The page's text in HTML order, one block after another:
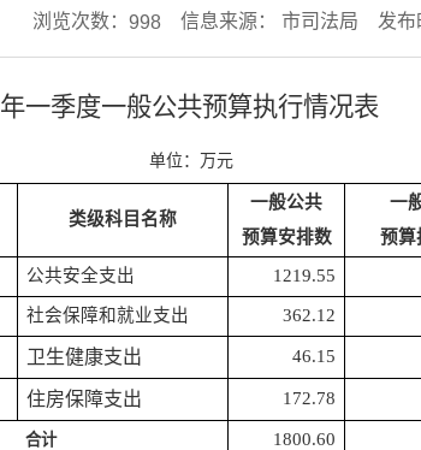
浏览次数： 998 信息来源： 市司法局 发布
年一季度一般公共预算执行情况表
单位：万元
类级科目名称
一般公共
预算安排数
一
预算
公共安全支出 1219.55
社会保障和就业支出 362.12
卫生健康支出 46.15
住房保障支出 172.78
合计 1800.60